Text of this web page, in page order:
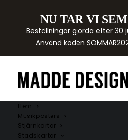
NU TAR VI
Beställningar gjorda efter 30
Använd koden
Hem
Musikposters
Stjärnkartor
Stadskartor